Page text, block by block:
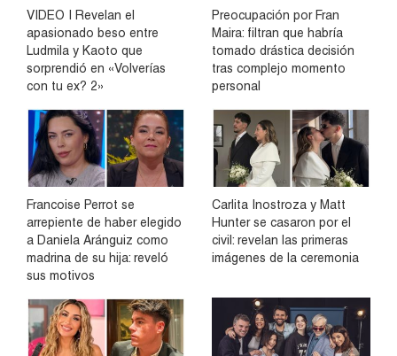
VIDEO | Revelan el
apasionado beso entre
Ludmila y Kaoto que
sorprendió en «Volverías
con tu ex? 2»
Preocupación por Fran
Maira: filtran que habría
tomado drástica decisión
tras complejo momento
personal
Francoise Perrot se
arrepiente de haber elegido
a Daniela Aránguiz como
madrina de su hija: reveló
sus motivos
Carlita Inostroza y Matt
Hunter se casaron por el
civil: revelan las primeras
imágenes de la ceremonia